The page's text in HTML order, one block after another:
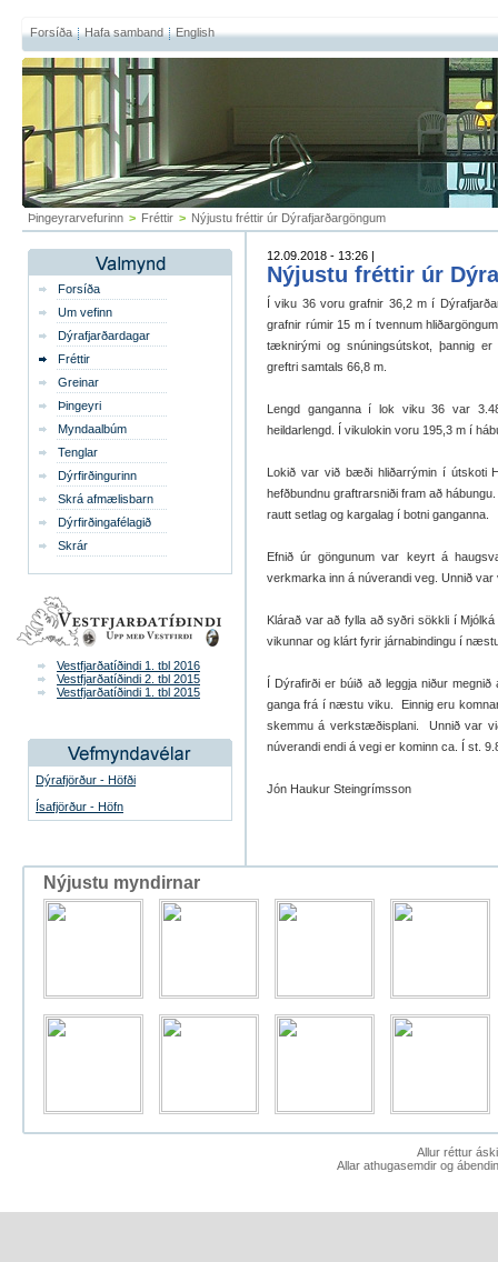
Forsíða Hafa samband English
Þingeyrarvefurinn > Fréttir > Nýjustu fréttir úr Dýrafjarðargöngum
Forsíða
Um vefinn
Dýrafjarðardagar
Fréttir
Greinar
Þingeyri
Myndaalbúm
Tenglar
Dýrfirðingurinn
Skrá afmælisbarn
Dýrfirðingafélagið
Skrár
Vestfjarðatíðindi 1. tbl 2016
Vestfjarðatíðindi 2. tbl 2015
Vestfjarðatíðindi 1. tbl 2015
Dýrafjörður - Höfði
Ísafjörður - Höfn
12.09.2018 - 13:26 |
Nýjustu fréttir úr
Í viku 36 voru grafnir 36,2 m í
grafnir rúmir 15 m í tvennum
tæknirými og snúningsútskot, þannig er
greftri samtals 66,8 m.
Lengd ganganna í lok viku 36 var
heildarlengd. Í vikulokin voru 195,3 m í
Lokið var við bæði hliðarrýmin í útskoti
hefðbundnu graftrarsniði fram að
rautt setlag og kargalag í botni ganganna.
Efnið úr göngunum var keyrt á
verkmarka inn á núverandi veg. Unnið
Klárað var að fylla að syðri sökkli í
vikunnar og klárt fyrir járnabindingu í
Í Dýrafirði er búið að leggja niður
ganga frá í næstu viku. Einnig eru
skemmu á verkstæðisplani. Unnið var
núverandi endi á vegi er kominn ca. Í st.
Jón Haukur Steingrímsson
Nýjustu myndirnar
Allur réttur
Allar athugasemdir og